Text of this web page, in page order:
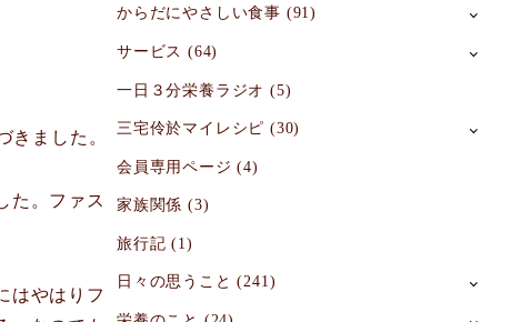
きました。
た。ファス
はやはりフ
からだにやさしい食事 (91)
サービス (64)
一日３分栄養ラジオ (5)
三宅伶於マイレシピ (30)
会員専用ページ (4)
家族関係 (3)
旅行記 (1)
日々の思うこと (241)